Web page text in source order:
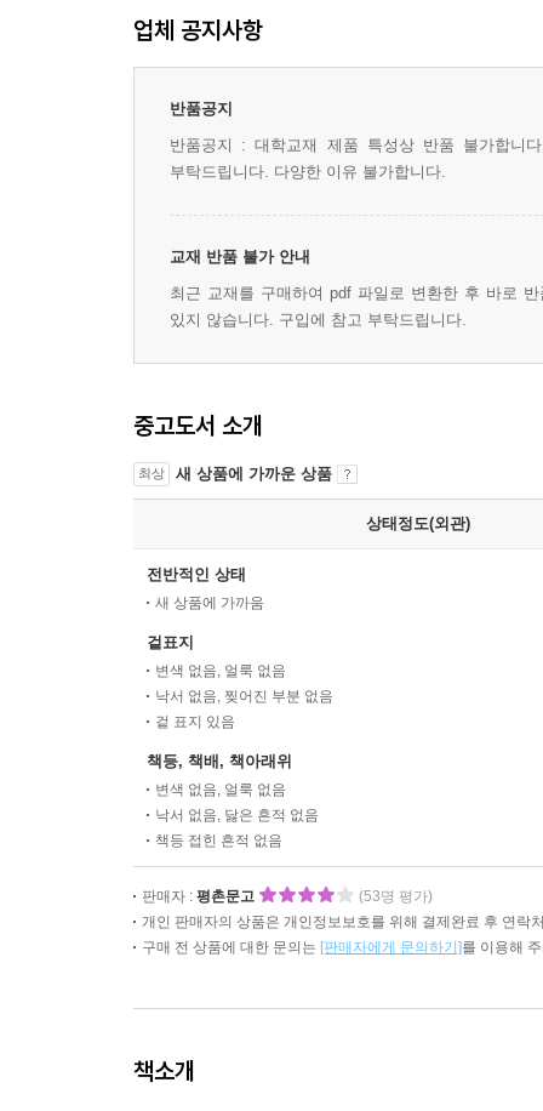
업체 공지사항
반품공지
반품공지 : 대학교재 제품 특성상 반품 불가합니
부탁드립니다. 다양한 이유 불가합니다.
교재 반품 불가 안내
최근 교재를 구매하여 pdf 파일로 변환한 후 바로
있지 않습니다. 구입에 참고 부탁드립니다.
중고도서 소개
최상 새 상품에 가까운 상품
상태정도(외관)
전반적인 상태
새 상품에 가까움
겉표지
변색 없음, 얼룩 없음
낙서 없음, 찢어진 부분 없음
겉 표지 있음
책등, 책배, 책아래위
변색 없음, 얼룩 없음
낙서 없음, 닳은 흔적 없음
책등 접힌 흔적 없음
판매자 : 평촌문고
(53명 평가)
개인 판매자의 상품은 개인정보보호를 위해 결제완료 후 연락
구매 전 상품에 대한 문의는 [판매자에게 문의하기]를 이용해
책소개